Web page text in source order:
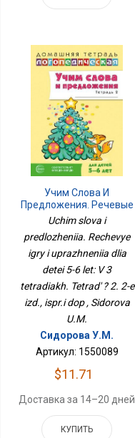
Учим Слова И
Предложения. Речевые
Игры И Упражнения Для
Тетрадях. Тетрадь № 2.
2-Е Изд., Испр.и Доп
Uchim slova i
predlozheniia. Rechevye
igry i uprazhneniia dlia
detei 5-6 let: V 3
tetradiakh. Tetrad' ? 2. 2-e
izd., ispr.i dop , Sidorova
U.M.
Сидорова У.М.
Артикул: 1550089
$11.71
Доставка за 14–20 дней
КУПИТЬ